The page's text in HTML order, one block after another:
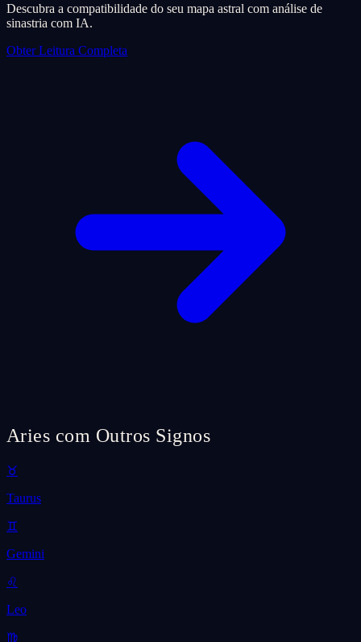
Descubra a compatibilidade do seu mapa astral com análise de
sinastria com IA.
Obter Leitura Completa
Aries com Outros Signos
♉
Taurus
♊
Gemini
♌
Leo
♍